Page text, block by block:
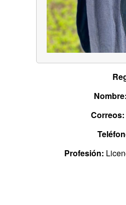
Correos:
Profesión: